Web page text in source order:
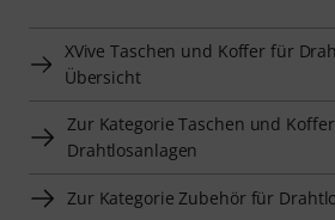
XVive Taschen und Koffer für
Übersicht
Zur Kategorie Taschen und
Drahtlosanlagen
Zur Kategorie Zubehör für